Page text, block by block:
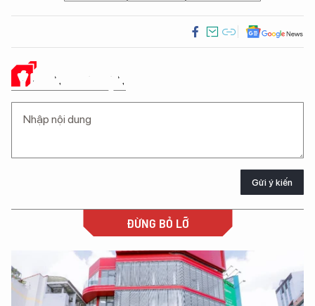
Ý KIẾN CỦA BẠN
Gửi ý kiến
ĐỪNG BỎ LỠ